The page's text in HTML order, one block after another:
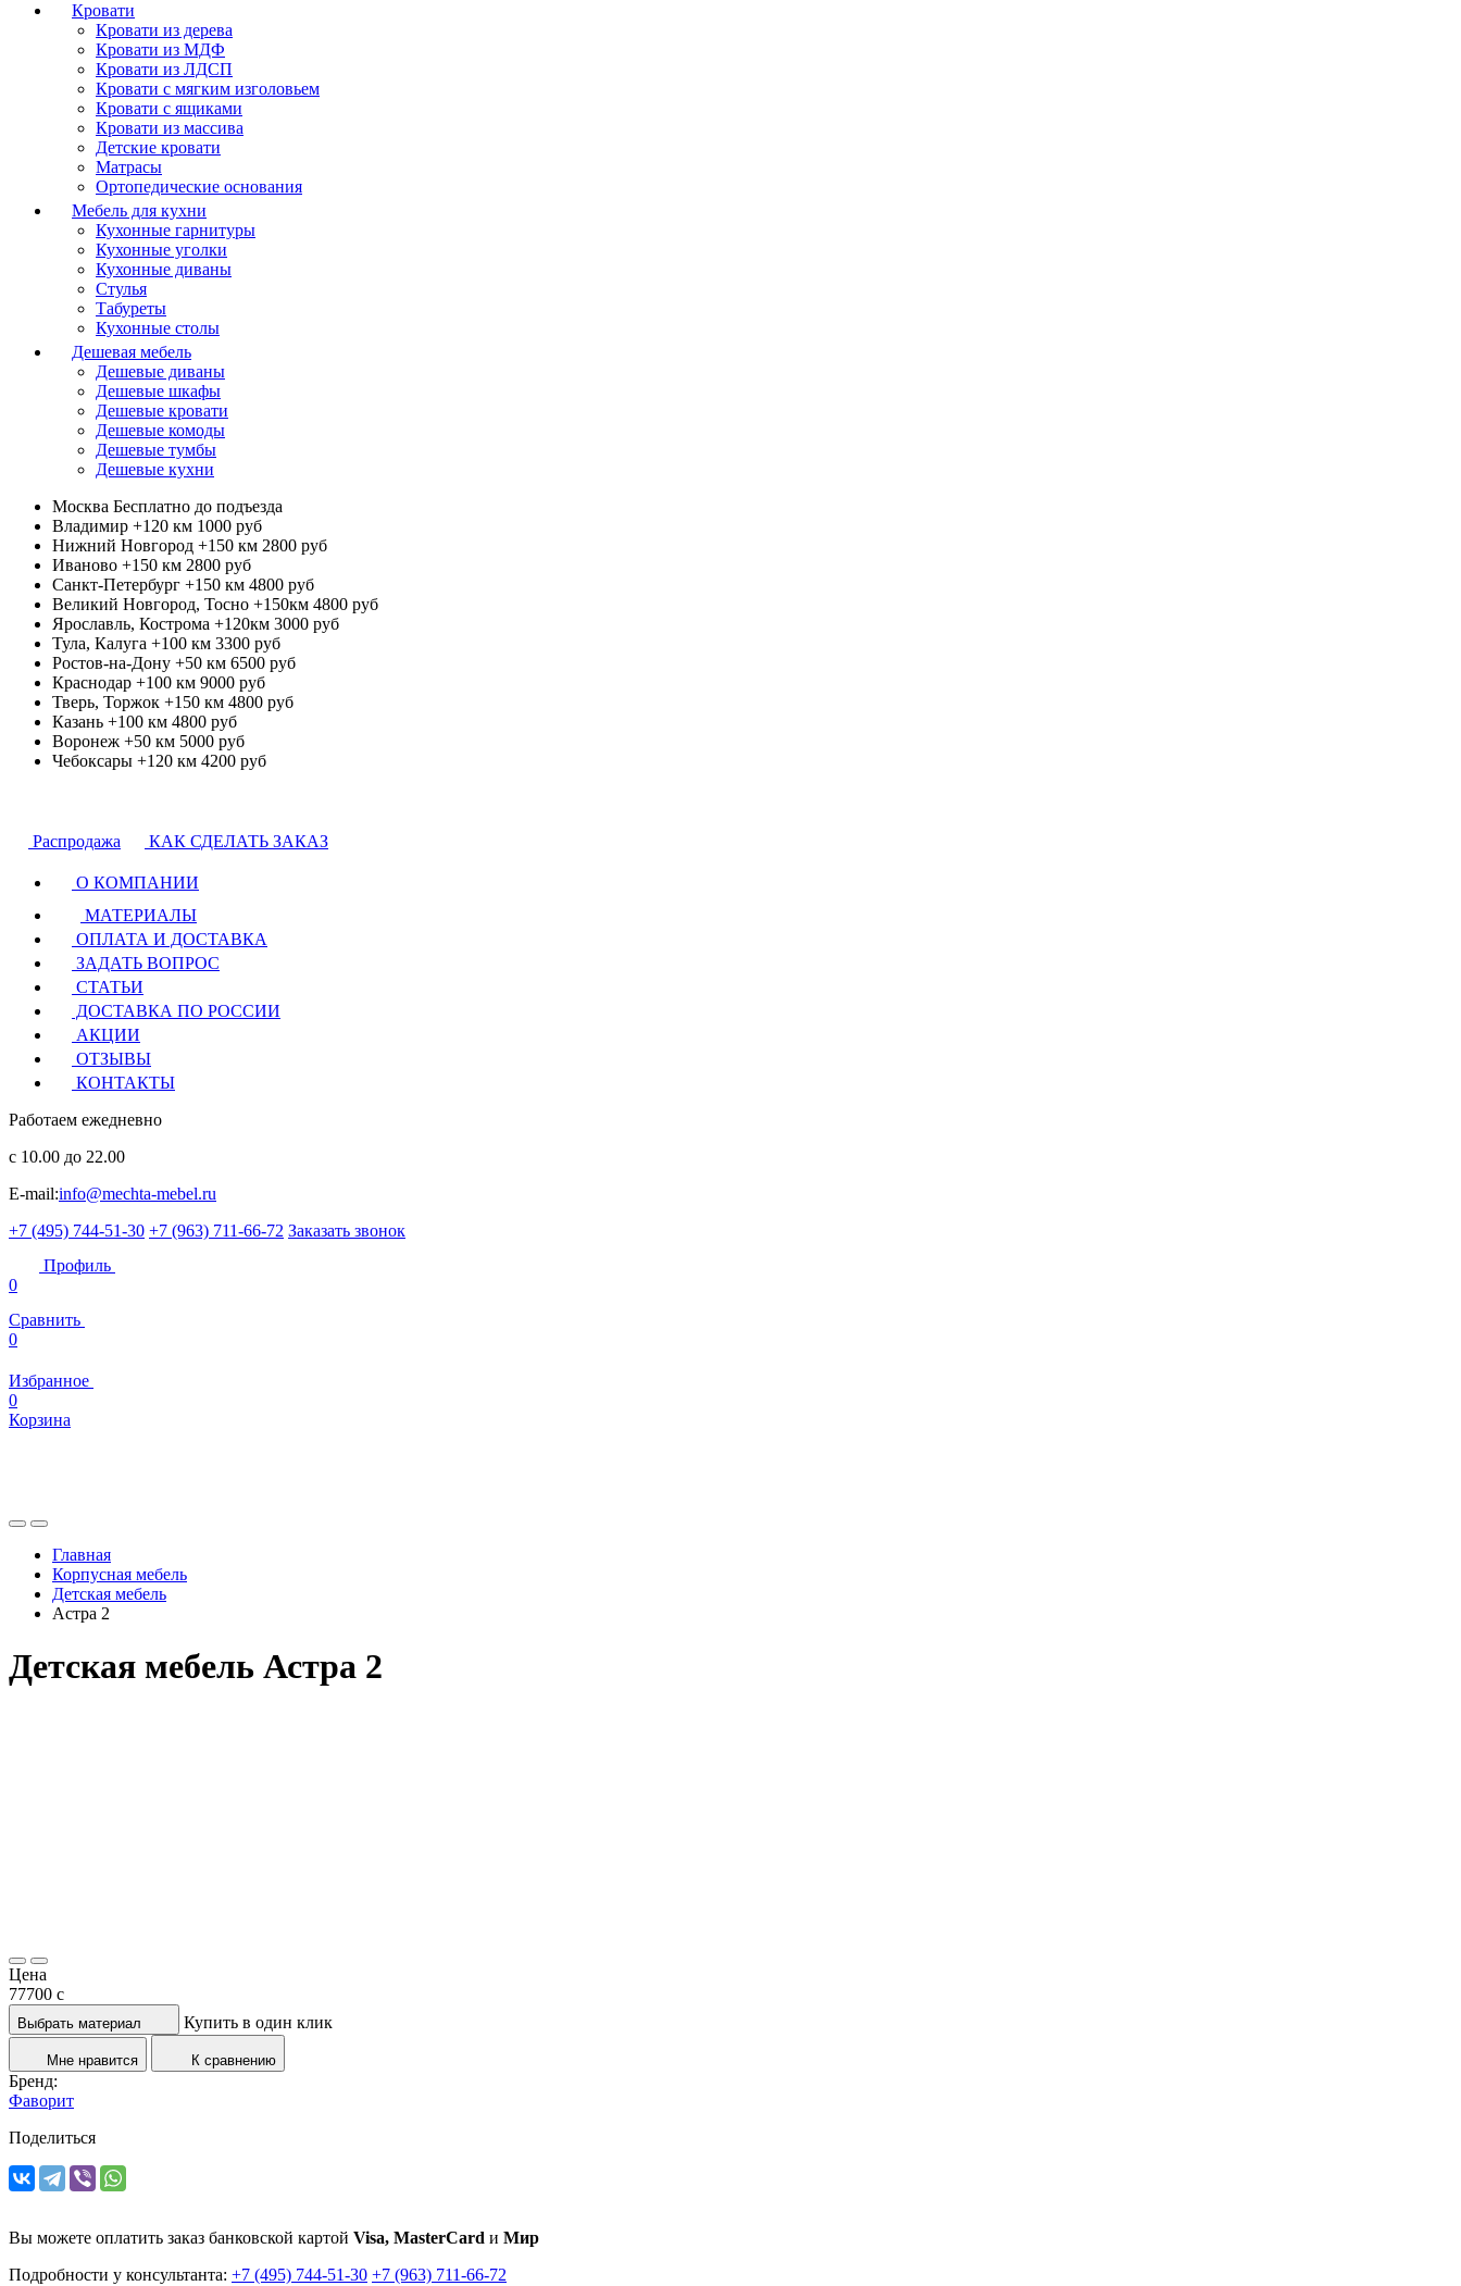
Кровати
Кровати из дерева
Кровати из МДФ
Кровати из ЛДСП
Кровати с мягким изголовьем
Кровати с ящиками
Кровати из массива
Детские кровати
Матрасы
Ортопедические основания
Мебель для кухни
Кухонные гарнитуры
Кухонные уголки
Кухонные диваны
Стулья
Табуреты
Кухонные столы
Дешевая мебель
Дешевые диваны
Дешевые шкафы
Дешевые кровати
Дешевые комоды
Дешевые тумбы
Дешевые кухни
Москва Бесплатно до подъезда
Владимир +120 км 1000 руб
Нижний Новгород +150 км 2800 руб
Иваново +150 км 2800 руб
Санкт-Петербург +150 км 4800 руб
Великий Новгород, Тосно +150км 4800 руб
Ярославль, Кострома +120км 3000 руб
Тула, Калуга +100 км 3300 руб
Ростов-на-Дону +50 км 6500 руб
Краснодар +100 км 9000 руб
Тверь, Торжок +150 км 4800 руб
Казань +100 км 4800 руб
Воронеж +50 км 5000 руб
Чебоксары +120 км 4200 руб
Распродажа КАК СДЕЛАТЬ ЗАКАЗ
О КОМПАНИИ
МАТЕРИАЛЫ
ОПЛАТА И ДОСТАВКА
ЗАДАТЬ ВОПРОС
СТАТЬИ
ДОСТАВКА ПО РОССИИ
АКЦИИ
ОТЗЫВЫ
КОНТАКТЫ
Работаем ежедневно
с 10.00 до 22.00
E-mail:info@mechta-mebel.ru
+7 (495) 744-51-30 +7 (963) 711-66-72 Заказать звонок
Профиль
0
Сравнить
0
Избранное
0
Корзина
Главная
Корпусная мебель
Детская мебель
Астра 2
Детская мебель Астра 2
Цена
77700 c
Выбрать материал Купить в один клик
Мне нравится К сравнению
Бренд:
Фаворит
Поделиться
Вы можете оплатить заказ банковской картой Visa, MasterCard и Мир
Подробности у консультанта: +7 (495) 744-51-30 +7 (963) 711-66-72